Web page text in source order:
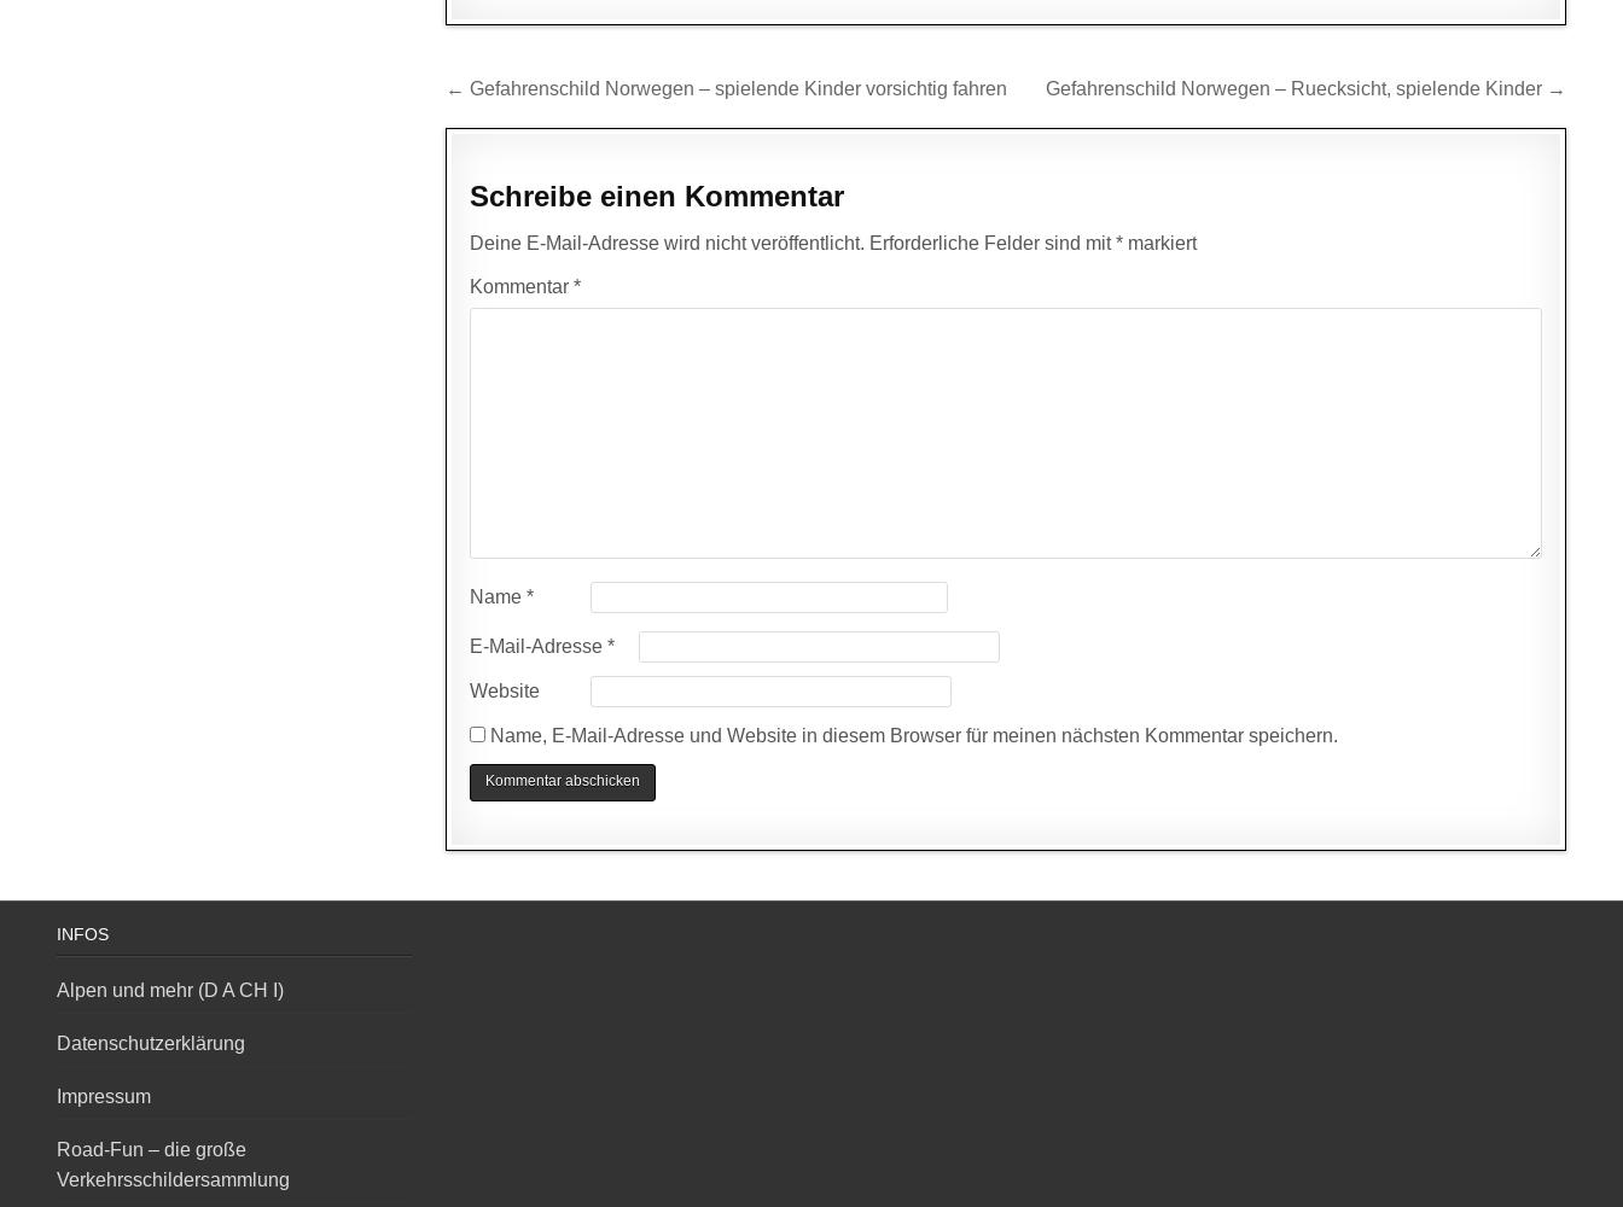
Beitragsnavigation
← Gefahrenschild Norwegen – spielende Kinder vorsichtig fahren Gefahrenschild Norwegen – Ruecksicht, spielende Kinder →
Schreibe einen Kommentar
Deine E-Mail-Adresse wird nicht veröffentlicht. Erforderliche Felder sind mit* markiert
Kommentar*
Name*
E-Mail-Adresse*
Website
Name, E-Mail-Adresse und Website in diesem Browser für meinen nächsten Kommentar speichern.
INFOS
Alpen und mehr (D A CH I)
Datenschutzerklärung
Impressum
Road-Fun – die große
Verkehrsschildersammlung